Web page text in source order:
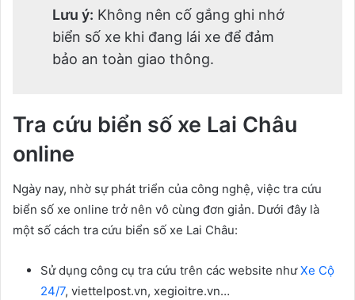
Lưu ý: Không nên cố gắng ghi nhớ
biển số xe khi đang lái xe để đảm
bảo an toàn giao thông.
Tra cứu biển số xe Lai Châu
online
Ngày nay, nhờ sự phát triển của công nghệ, việc tra cứu
biển số xe online trở nên vô cùng đơn giản. Dưới đây là
một số cách tra cứu biển số xe Lai Châu:
Sử dụng công cụ tra cứu trên các website nhưXe Cộ
24/7, viettelpost.vn, xegioitre.vn…